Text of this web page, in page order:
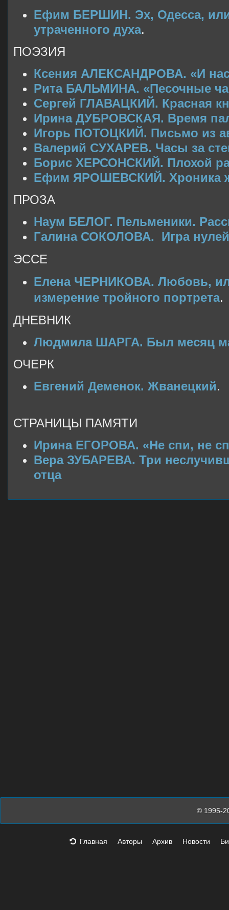
Ефим БЕРШИН. Эх, Одесса,
утраченного духа.
ПОЭЗИЯ
Ксения АЛЕКСАНДРОВА. «И
Рита БАЛЬМИНА. «Песочные
Сергей ГЛАВАЦКИЙ. Красная
Ирина ДУБРОВСКАЯ. Время
Игорь ПОТОЦКИЙ. Письмо из
Валерий СУХАРЕВ. Часы за
Борис ХЕРСОНСКИЙ. Плохой
Ефим ЯРОШЕВСКИЙ. Хроника
ПРОЗА
Наум БЕЛОГ. Пельменики.
Галина СОКОЛОВА. Игра
ЭССЕ
Елена ЧЕРНИКОВА. Любовь,
измерение тройного портрета.
ДНЕВНИК
Людмила ШАРГА. Был месяц
ОЧЕРК
Евгений Деменок. Жванецкий.
СТРАНИЦЫ ПАМЯТИ
Ирина ЕГОРОВА. «Не спи, не
Вера ЗУБАРЕВА. Три
отца
© 1995-
Главная Авторы Архив Новости